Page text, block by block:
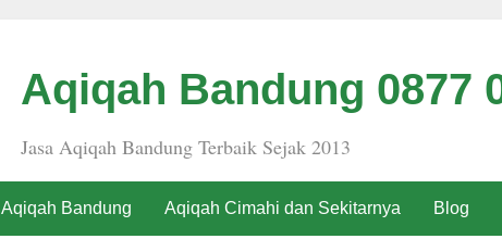
Aqiqah Bandung 0877
Jasa Aqiqah Bandung Terbaik Sejak 2013
Aqiqah Bandung Aqiqah Cimahi dan Sekitarnya Blog